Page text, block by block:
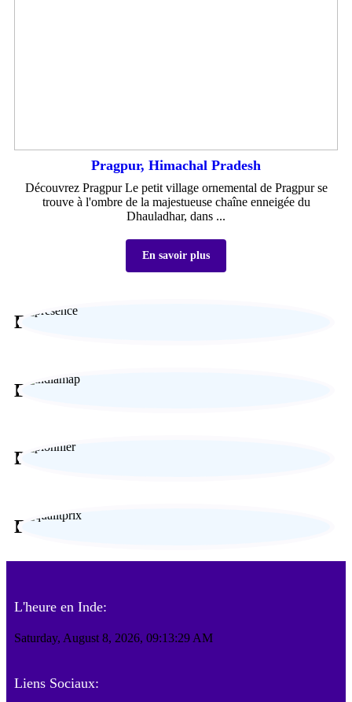
Pragpur, Himachal Pradesh
Découvrez Pragpur Le petit village ornemental de Pragpur se
trouve à l'ombre de la majestueuse chaîne enneigée du
Dhauladhar, dans ...
En savoir plus
Expertise locale
Expérience sur-mesure
Paiement sécurisé
Engagement responsable
L'heure en Inde:
Saturday, August 8, 2026, 09:13:30 AM
Liens Sociaux: